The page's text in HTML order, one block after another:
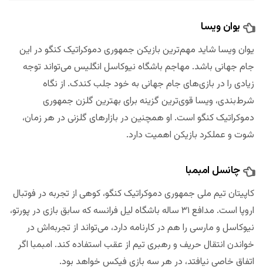
یوان ویسا
یوان ویسا شاید مهم‌ترین بازیکن جمهوری دموکراتیک کنگو در این
جام جهانی باشد. مهاجم باشگاه نیوکاسل انگلیس می‌تواند توجه
زیادی را در بازی‌های جام جهانی به خود جلب کندک. از نگاه
شرط‌بندی، ویسا قوی‌ترین گزینه برای بهترین گلزن جمهوری
دموکراتیک کنگو است. او همچنین در بازارهای گلزنی در هر زمان،
شوت و عملکرد بازیکن اهمیت دارد.
چانسل امبمبا
کاپیتان تیم ملی جمهوری دموکراتیک کنگو، کوهی از تجربه در فوتبال
اروپا است. مدافع ۳۱ ساله باشگاه لیل فرانسه که سابق بازی در پورتو،
نیوکاسل و مارسی را هم در کارنامه دارد، می‌تواند از تجربه‌اش در
خواندن انتقال حریف و رهبری تیم از عقب استفاده کند. امبمبا اگر
اتفاق خاصی نیافتد، در هر سه بازی فیکس خواهد بود.